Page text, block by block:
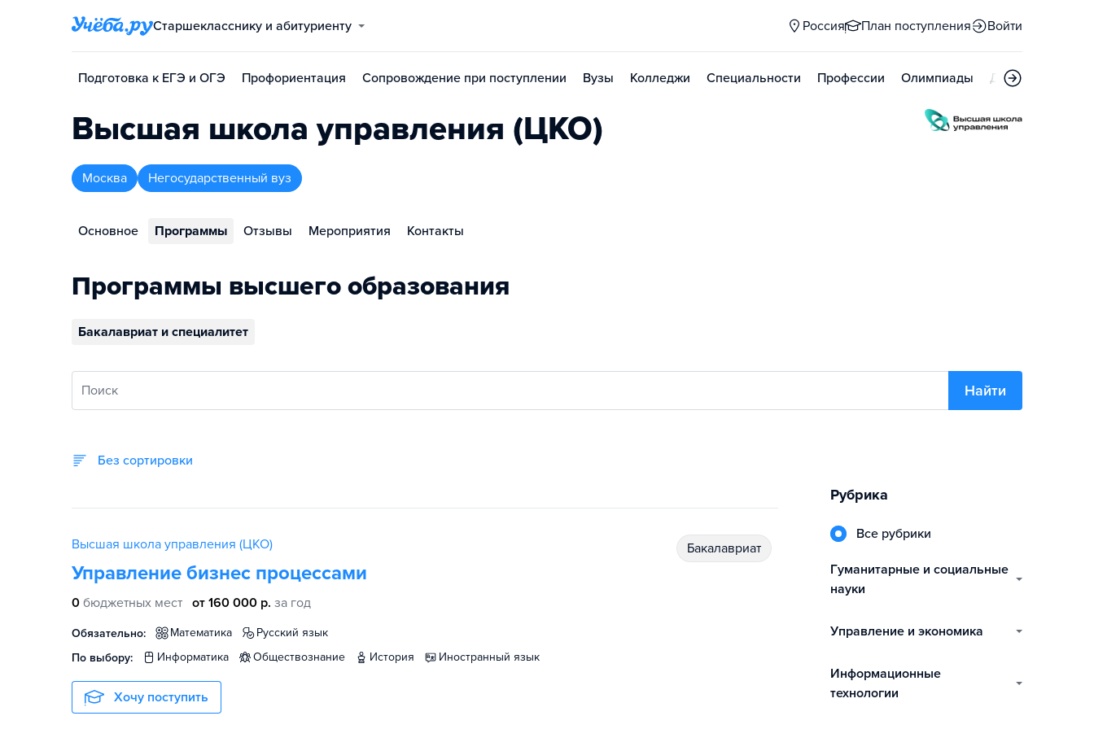
Старшекласснику и абитуриенту Россия План поступления Войти
Подготовка к ЕГЭ и ОГЭ Профориентация Сопровождение при поступлении Вузы Колледжи Специальности Профессии Олимпиады Дни открытых
Высшая школа управления (ЦКО)
Москва Негосударственный вуз
Основное Программы Отзывы Мероприятия Контакты
Программы высшего образования
Бакалавриат и специалитет
Поиск Найти
Без сортировки
Высшая школа управления (ЦКО)
Управление бизнес процессами
0 бюджетных мест от 160 000 р. за год
Обязательно: математика
русский язык
По выбору:
информатика обществознание история иностранный язык
Хочу поступить
бакалавриат
Рубрика
Все рубрики
гуманитарные и социальные
науки
управление и экономика
информационные
технологии